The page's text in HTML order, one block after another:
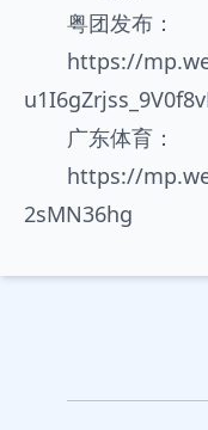
粤团发布：
https://
广东体育：
https://
2sMN36hg